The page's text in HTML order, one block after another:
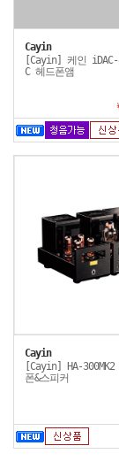
Cayin
[Cayin] 케인
C 헤드폰앰
Cayin
[Cayin] HA-
폰&스피커